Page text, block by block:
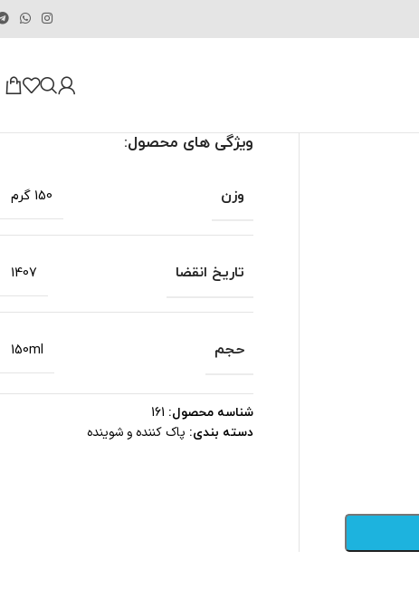
ویژگی های محصول:
وزن 150 گرم
تاریخ انقضا 1407
حجم 150ml
شناسه محصول: 161
دسته بندی: پاک کننده و شوینده